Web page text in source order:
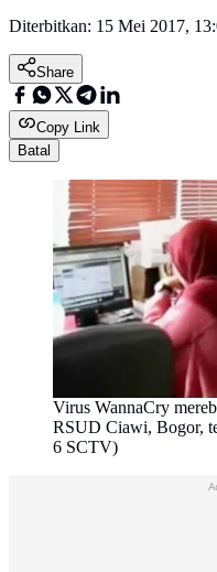
Diterbitkan: 15 Mei 2017,
Share
Copy Link
Batal
Virus WannaCry
RSUD Ciawi, Bogor,
6 SCTV)